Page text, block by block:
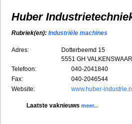
Huber
Rubriek(en): Industriële machines
Adres:
Dotterbeemd 15
5551 GH
Telefoon:
040-2041840
Fax:
040-2046544
Website:
www.huber-
Laatste vaknieuws meer...